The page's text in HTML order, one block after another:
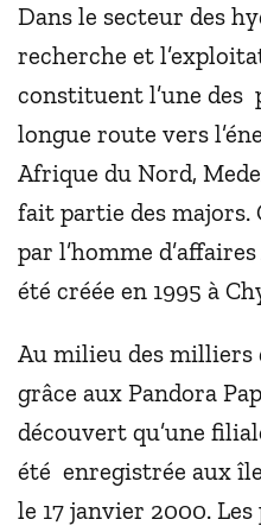
Dans le secteur des
recherche et
constituent l’une des
longue route vers
Afrique du Nord,
fait partie des majors.
par l’homme
été créée en 1995 à
Au milieu des milliers
grâce aux Pandora
découvert qu’une
été enregistrée aux
le 17 janvier 2000.